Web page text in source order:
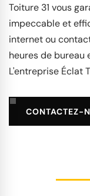
Toiture 31 vous
impeccable et
internet ou
heures de bureau
L'entreprise Éclat
CONTACTEZ-